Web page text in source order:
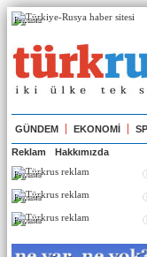
Реклама
GÜNDEM EKONOMİ
Reklam Hakkımızda
Реклама
Реклама
Реклама